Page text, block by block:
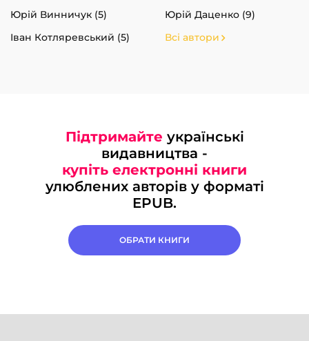
Юрій Винничук (5)
Юрій Даценко (9)
Іван Котляревський (5)
Всі автори
Підтримайте українські
видавництва -
купіть електронні книги
улюблених авторів у форматі
EPUB.
ОБРАТИ КНИГИ